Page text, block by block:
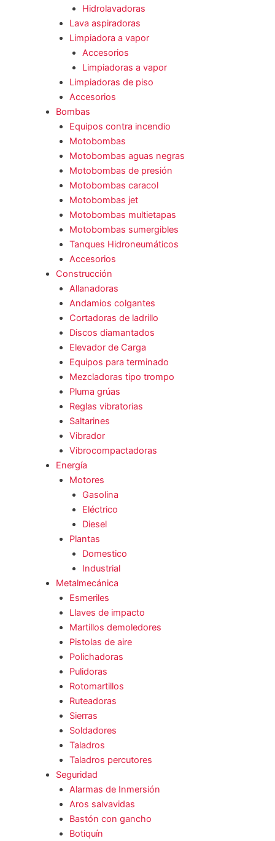
Hidrolavadoras
Lava aspiradoras
Limpiadora a vapor
Accesorios
Limpiadoras a vapor
Limpiadoras de piso
Accesorios
Bombas
Equipos contra incendio
Motobombas
Motobombas aguas negras
Motobombas de presión
Motobombas caracol
Motobombas jet
Motobombas multietapas
Motobombas sumergibles
Tanques Hidroneumáticos
Accesorios
Construcción
Allanadoras
Andamios colgantes
Cortadoras de ladrillo
Discos diamantados
Elevador de Carga
Equipos para terminado
Mezcladoras tipo trompo
Pluma grúas
Reglas vibratorias
Saltarines
Vibrador
Vibrocompactadoras
Energía
Motores
Gasolina
Eléctrico
Diesel
Plantas
Domestico
Industrial
Metalmecánica
Esmeriles
Llaves de impacto
Martillos demoledores
Pistolas de aire
Polichadoras
Pulidoras
Rotomartillos
Ruteadoras
Sierras
Soldadores
Taladros
Taladros percutores
Seguridad
Alarmas de Inmersión
Aros salvavidas
Bastón con gancho
Botiquín